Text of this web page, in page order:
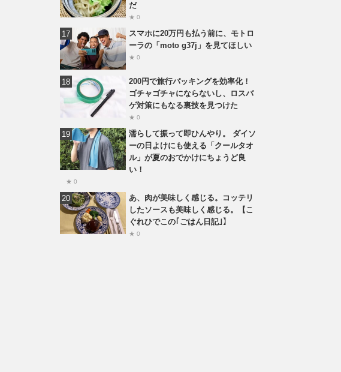
だ
★ 0
スマホに20万円も払う前に、モトロ
ーラの「moto g37j」を見てほしい
★ 0
200円で旅行パッキングを効率化！
ゴチャゴチャにならないし、ロスバ
ゲ対策にもなる裏技を見つけた
★ 0
濡らして振って即ひんやり。 ダイソ
ーの日よけにも使える「クールタオ
ル」が夏のおでかけにちょうど良
い！
★ 0
あ、肉が美味しく感じる。コッテリ
したソースも美味しく感じる。【こ
ぐれひでこの｢ごはん日記｣】
★ 0